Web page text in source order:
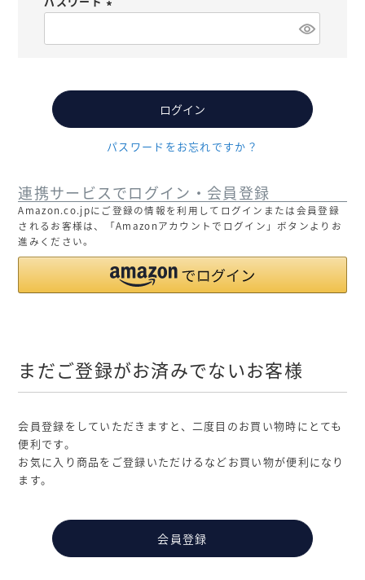
)
必
)
ログイン
パスワードをお忘れですか？
連携サービスでログイン・会員登録
Amazon.co.jpにご登録の情報を利用してログインまたは会員登録
されるお客様は、「Amazonアカウントでログイン」ボタンよりお
進みください。
まだご登録がお済みでないお客様
会員登録をしていただきますと、二度目のお買い物時にとても
便利です。
お気に入り商品をご登録いただけるなどお買い物が便利になり
ます。
会員登録